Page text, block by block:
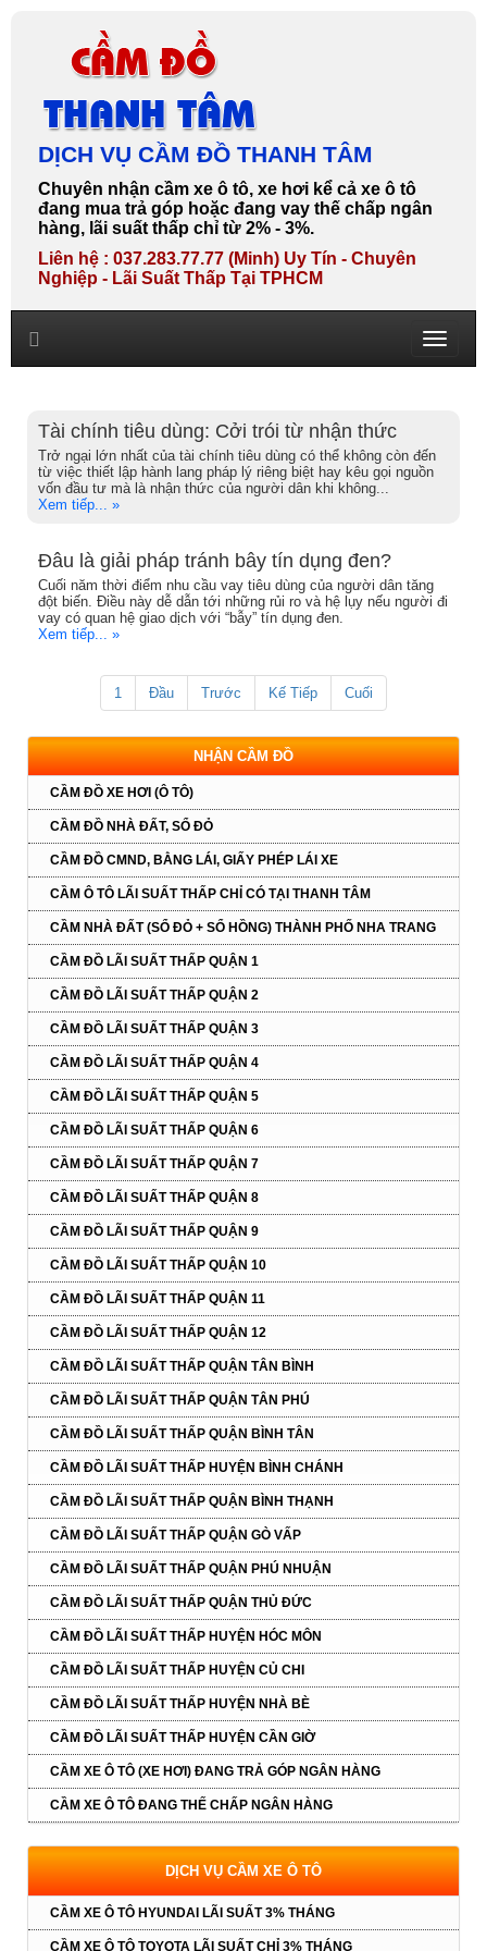
DỊCH VỤ CẦM ĐỒ THANH TÂM
Chuyên nhận cầm xe ô tô, xe hơi kể cả xe ô tô
đang mua trả góp hoặc đang vay thế chấp ngân
hàng, lãi suất thấp chỉ từ 2% - 3%.
Liên hệ : 037.283.77.77 (Minh) Uy Tín - Chuyên
Nghiệp - Lãi Suất Thấp Tại TPHCM
Toggle
Tài chính tiêu dùng: Cởi trói từ nhận thức
Trở ngại lớn nhất của tài chính tiêu dùng có thể không còn đến
từ việc thiết lập hành lang pháp lý riêng biệt hay kêu gọi nguồn
vốn đầu tư mà là nhận thức của người dân khi không...
Xem tiếp... »
Đâu là giải pháp tránh bẫy tín dụng đen?
Cuối năm thời điểm nhu cầu vay tiêu dùng của người dân tăng
đột biến. Điều này dễ dẫn tới những rủi ro và hệ lụy nếu người đi
vay có quan hệ giao dịch với “bẫy” tín dụng đen.
Xem tiếp... »
1 Đầu Trước Kế Tiếp Cuối
NHẬN CẦM ĐỒ
CẦM ĐỒ XE HƠI (Ô TÔ)
CẦM ĐỒ NHÀ ĐẤT, SỔ ĐỎ
CẦM ĐỒ CMND, BẰNG LÁI, GIẤY PHÉP LÁI XE
CẦM Ô TÔ LÃI SUẤT THẤP CHỈ CÓ TẠI THANH TÂM
CẦM NHÀ ĐẤT (SỔ ĐỎ + SỔ HỒNG) THÀNH PHỐ NHA TRANG
CẦM ĐỒ LÃI SUẤT THẤP QUẬN 1
CẦM ĐỒ LÃI SUẤT THẤP QUẬN 2
CẦM ĐỒ LÃI SUẤT THẤP QUẬN 3
CẦM ĐỒ LÃI SUẤT THẤP QUẬN 4
CẦM ĐỒ LÃI SUẤT THẤP QUẬN 5
CẦM ĐỒ LÃI SUẤT THẤP QUẬN 6
CẦM ĐỒ LÃI SUẤT THẤP QUẬN 7
CẦM ĐỒ LÃI SUẤT THẤP QUẬN 8
CẦM ĐỒ LÃI SUẤT THẤP QUẬN 9
CẦM ĐỒ LÃI SUẤT THẤP QUẬN 10
CẦM ĐỒ LÃI SUẤT THẤP QUẬN 11
CẦM ĐỒ LÃI SUẤT THẤP QUẬN 12
CẦM ĐỒ LÃI SUẤT THẤP QUẬN TÂN BÌNH
CẦM ĐỒ LÃI SUẤT THẤP QUẬN TÂN PHÚ
CẦM ĐỒ LÃI SUẤT THẤP QUẬN BÌNH TÂN
CẦM ĐỒ LÃI SUẤT THẤP HUYỆN BÌNH CHÁNH
CẦM ĐỒ LÃI SUẤT THẤP QUẬN BÌNH THẠNH
CẦM ĐỒ LÃI SUẤT THẤP QUẬN GÒ VẤP
CẦM ĐỒ LÃI SUẤT THẤP QUẬN PHÚ NHUẬN
CẦM ĐỒ LÃI SUẤT THẤP QUẬN THỦ ĐỨC
CẦM ĐỒ LÃI SUẤT THẤP HUYỆN HÓC MÔN
CẦM ĐỒ LÃI SUẤT THẤP HUYỆN CỦ CHI
CẦM ĐỒ LÃI SUẤT THẤP HUYỆN NHÀ BÈ
CẦM ĐỒ LÃI SUẤT THẤP HUYỆN CẦN GIỜ
CẦM XE Ô TÔ (XE HƠI) ĐANG TRẢ GÓP NGÂN HÀNG
CẦM XE Ô TÔ ĐANG THẾ CHẤP NGÂN HÀNG
DỊCH VỤ CẦM XE Ô TÔ
CẦM XE Ô TÔ HYUNDAI LÃI SUẤT 3% THÁNG
CẦM XE Ô TÔ TOYOTA LÃI SUẤT CHỈ 3% THÁNG